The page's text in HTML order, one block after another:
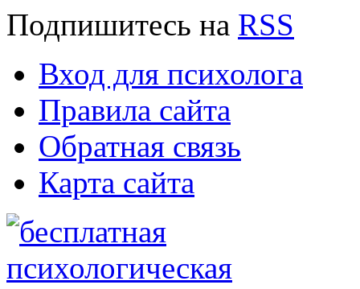
Подпишитесь на RSS
Вход для психолога
Правила сайта
Обратная связь
Карта сайта